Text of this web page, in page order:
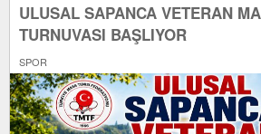
ULUSAL SAPANCA VETERAN
TURNUVASI BAŞLIYOR
SPOR